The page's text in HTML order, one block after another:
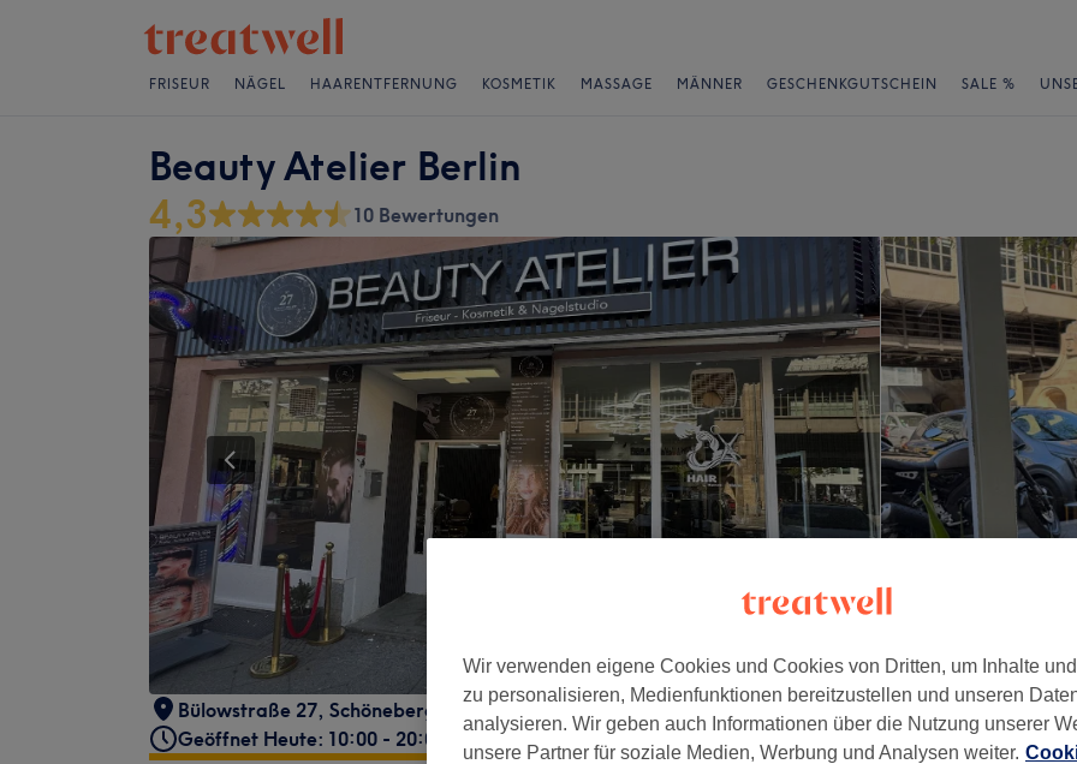
FRISEUR NÄGEL HAARENTFERNUNG KOSMETIK MASSAGE MÄNNER GESCHENKGUTSCHEIN SALE %
Beauty Atelier Berlin
4,3
10 Bewertungen
Bülowstraße 27, Schöneberg Berlin , 10783
Geöffnet Heute: 10:00 - 20:00
Wir verwenden eigene Cookies und Cookies von Dritten, um Inhalte
zu personalisieren, Medienfunktionen bereitzustellen und unseren
analysieren. Wir geben auch Informationen über die Nutzung unserer
unsere Partner für soziale Medien, Werbung und Analysen weiter.